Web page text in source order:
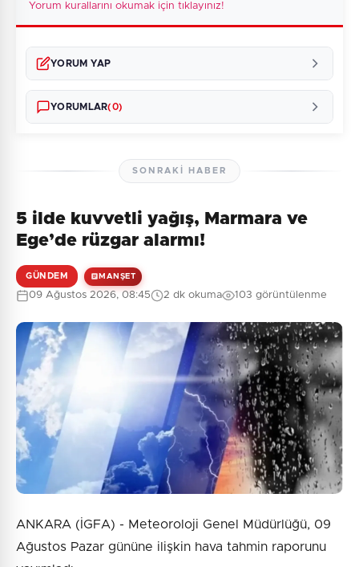
Yorum kurallarını okumak için tıklayınız!
YORUM YAP
Güvenlik Sorusu:
10 + 2 = ?
Gönder
YORUMLAR(0)
Henüz yorum yapılmamış. İlk yorumu siz yapın!
SONRAKI HABER
5 ilde kuvvetli yağış, Marmara ve
Ege’de rüzgar alarmı!
GÜNDEM MANŞET
09 Ağustos 2026, 08:45 2 dk okuma 103 görüntülenme
ANKARA (İGFA) - Meteoroloji Genel Müdürlüğü, 09
Ağustos Pazar gününe ilişkin hava tahmin raporunu